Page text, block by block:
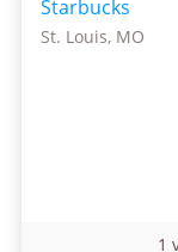
Starbucks
St. Louis, MO
1